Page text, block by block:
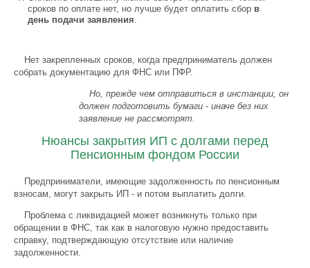
сроков по оплате нет, но лучше будет оплатить сбор в
день подачи заявления.
Нет закрепленных сроков, когда предприниматель должен
собрать документацию для ФНС или ПФР.
Но, прежде чем отправиться в инстанции, он
должен подготовить бумаги - иначе без них
заявление не рассмотрят.
Нюансы закрытия ИП с долгами перед
Пенсионным фондом России
Предприниматели, имеющие задолженность по пенсионным
взносам, могут закрыть ИП - и потом выплатить долги.
Проблема с ликвидацией может возникнуть только при
обращении в ФНС, так как в налоговую нужно предоставить
справку, подтверждающую отсутствие или наличие
задолженности.